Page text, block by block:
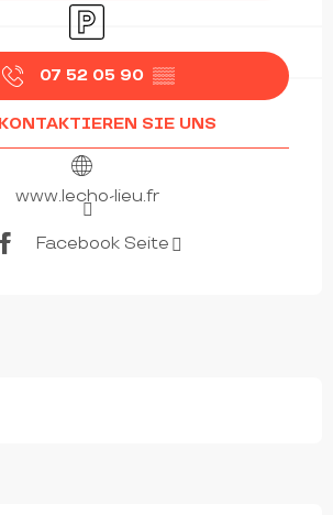
Parkplatz
07 52 05 90 ▒▒
KONTAKTIEREN SIE UNS
www.lecho-lieu.fr
Facebook Seite